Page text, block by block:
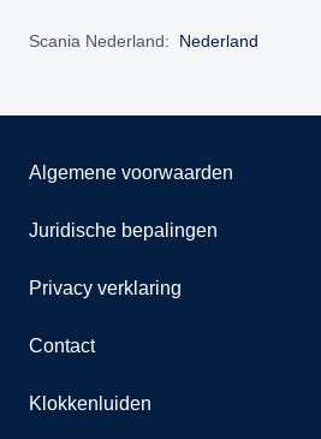
Scania Nederland: Nederland
Algemene voorwaarden
Juridische bepalingen
Privacy verklaring
Contact
Klokkenluiden